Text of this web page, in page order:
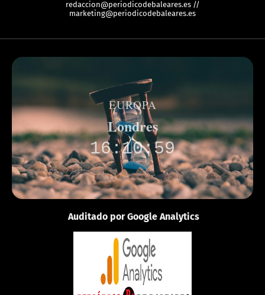
redaccion@periodicodebaleares.es //
marketing@periodicodebaleares.es
EUROPA
Londres
16:10:59
Auditado por Google Analytics